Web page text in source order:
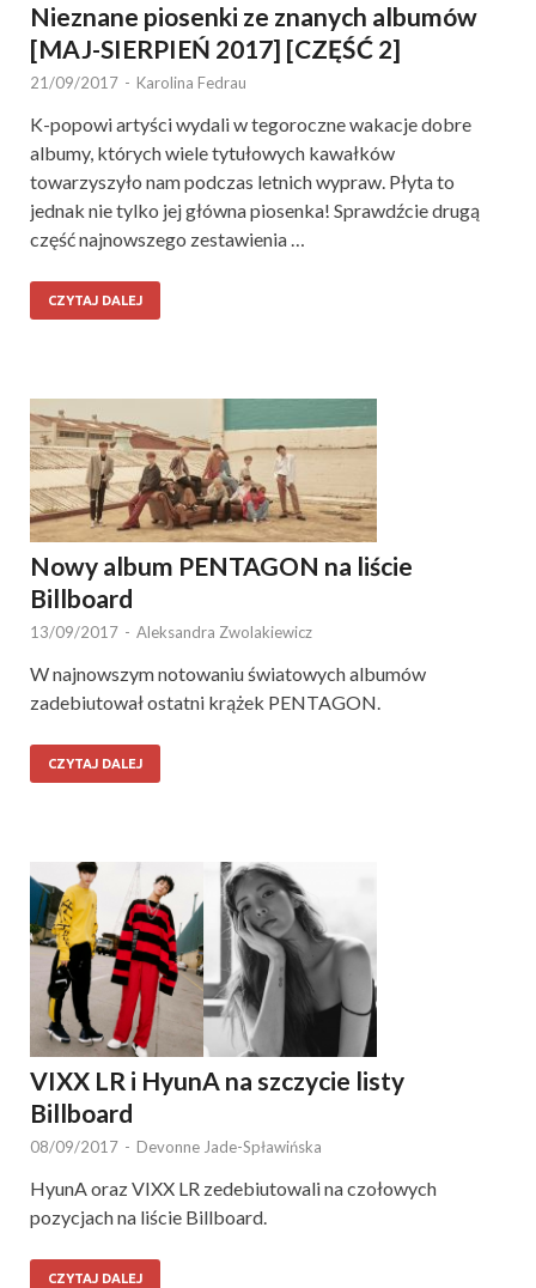
Nieznane piosenki ze znanych albumów
[MAJ-SIERPIEŃ 2017] [CZĘŚĆ 2]
21/09/2017 - Karolina Fedrau
K-popowi artyści wydali w tegoroczne wakacje dobre
albumy, których wiele tytułowych kawałków
towarzyszyło nam podczas letnich wypraw. Płyta to
jednak nie tylko jej główna piosenka! Sprawdźcie drugą
część najnowszego zestawienia …
CZYTAJ DALEJ
Nowy album PENTAGON na liście
Billboard
13/09/2017 - Aleksandra Zwolakiewicz
W najnowszym notowaniu światowych albumów
zadebiutował ostatni krążek PENTAGON.
CZYTAJ DALEJ
VIXX LR i HyunA na szczycie listy
Billboard
08/09/2017 - Devonne Jade-Spławińska
HyunA oraz VIXX LR zedebiutowali na czołowych
pozycjach na liście Billboard.
CZYTAJ DALEJ